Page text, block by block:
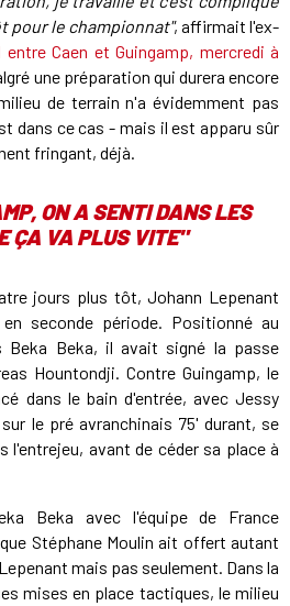
pour le championnat", affirmait l'ex-
entre Caen et Guingamp, mercredi à
une préparation qui durera encore
de terrain n'a évidemment pas
dans ce cas - mais il est apparu sûr
fringant, déjà.
ON A SENTI DANS LES
ÇA VA PLUS VITE"
jours plus tôt, Johann Lepenant
seconde période. Positionné au
Beka Beka, il avait signé la passe
Hountondji. Contre Guingamp, le
dans le bain d'entrée, avec Jessy
le pré avranchinais 75' durant, se
l'entrejeu, avant de céder sa place à
Beka avec l'équipe de France
Stéphane Moulin ait offert autant
mais pas seulement. Dans la
mises en place tactiques, le milieu